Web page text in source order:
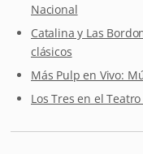
Nacional
Catalina y Las
clásicos
Más Pulp en Vivo:
Los Tres en el